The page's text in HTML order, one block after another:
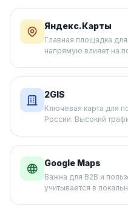
Яндекс.Карты
Главная площадка
напрямую влияет на
2GIS
Ключевая карта для
России. Высокий
Google Maps
Важна для B2B и
учитывается в